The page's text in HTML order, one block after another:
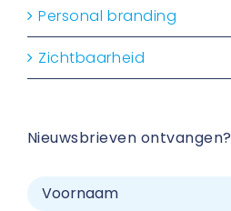
Personal branding
Zichtbaarheid
Nieuwsbrieven ontvangen?